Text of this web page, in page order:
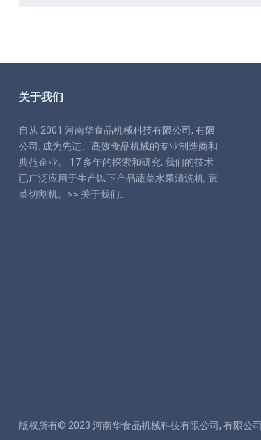
关于我们
自从 2001 河南华食品机械科技有限公司, 有限
公司. 成为先进、高效食品机械的专业制造商和
典范企业。 17 多年的探索和研究, 我们的技术
已广泛应用于生产以下产品蔬菜水果清洗机, 蔬
菜切割机。>> 关于我们
版权所有© 2023 河南华食品机械科技有限公司, 有限公司.